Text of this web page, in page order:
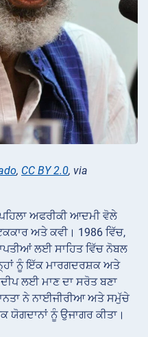
, CC BY 2.0, via
ਅਫਰੀਕੀ ਆਦਮੀ ਵੋਲੇ
ਅਤੇ ਕਵੀ। 1986 ਵਿੱਚ,
ਲਈ ਸਾਹਿਤ ਵਿੱਚ ਨੋਬਲ
ਨੂੰ ਇੱਕ ਮਾਰਗਦਰਸ਼ਕ ਅਤੇ
ਲਈ ਮਾਣ ਦਾ ਸਰੋਤ ਬਣਾ
ਨੇ ਨਾਈਜੀਰੀਆ ਅਤੇ ਸਮੁੱਚੇ
ਯੋਗਦਾਨਾਂ ਨੂੰ ਉਜਾਗਰ ਕੀਤਾ।